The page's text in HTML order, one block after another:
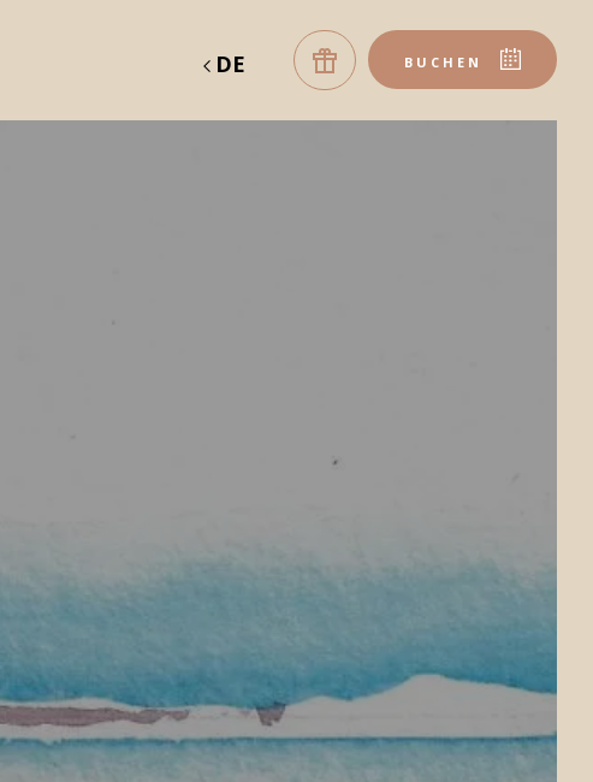
BUCHEN
DE
geschenkgutschein
Add an unterkunft